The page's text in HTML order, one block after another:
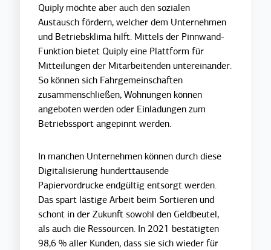
Quiply möchte aber auch den sozialen
Austausch fördern, welcher dem Unternehmen
und Betriebsklima hilft. Mittels der Pinnwand-
Funktion bietet Quiply eine Plattform für
Mitteilungen der Mitarbeitenden untereinander.
So können sich Fahrgemeinschaften
zusammenschließen, Wohnungen können
angeboten werden oder Einladungen zum
Betriebssport angepinnt werden.
In manchen Unternehmen können durch diese
Digitalisierung hunderttausende
Papiervordrucke endgültig entsorgt werden.
Das spart lästige Arbeit beim Sortieren und
schont in der Zukunft sowohl den Geldbeutel,
als auch die Ressourcen. In 2021 bestätigten
98,6 % aller Kunden, dass sie sich wieder für